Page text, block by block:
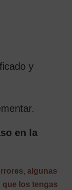
y
en la
algunas
los tengas